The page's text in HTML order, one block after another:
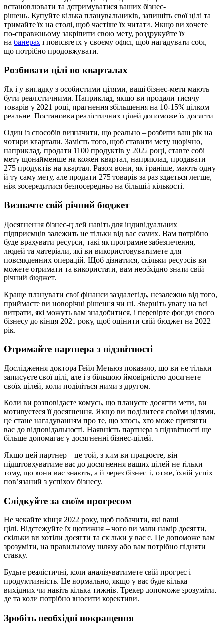
встановлювати та дотримуватися ваших бізнес-
рішень. Купуйте кілька планувальників, запишіть свої цілі та
тримайте їх на столі, щоб частіше їх читати. Якщо ви хочете
по-справжньому закріпити свою мету, роздрукуйте їх
на банерах і повісьте їх у своєму офісі, щоб нагадувати собі,
що потрібно продовжувати.
Розбивати цілі по кварталах
Як і у випадку з особистими цілями, ваші бізнес-мети мають
бути реалістичними. Наприклад, якщо ви продали тисячу
товарів у 2021 році, прагнення збільшення на 10-15% цілком
реальне. Постановка реалістичних цілей допоможе їх досягти.
Один із способів визначити, що реально – розбити ваш рік на
чотири квартали. Замість того, щоб ставити мету щорічно,
наприклад, продати 1100 продуктів у 2022 році, ставте собі
мету щонайменше на кожен квартал, наприклад, продавати
275 продуктів на квартал. Разом вони, як і раніше, мають одну
й ту саму мету, але продати 275 товарів за раз здається легше,
ніж зосередитися безпосередньо на більшій кількості.
Визначте свій річний бюджет
Досягнення бізнес-цілей навіть для індивідуальних
підприємців залежить не тільки від вас самих. Вам потрібно
буде врахувати ресурси, такі як програмне забезпечення,
людей та матеріали, які ви використовуватимете для
повсякденних операцій. Щоб дізнатися, скільки ресурсів ви
можете отримати та використати, вам необхідно знати свій
річний бюджет.
Краще планувати свої фінанси заздалегідь, незалежно від того,
приймаєте ви новорічні рішення чи ні. Зверніть увагу на всі
витрати, які можуть вам знадобитися, і перевірте фонди свого
бізнесу до кінця 2021 року, щоб оцінити свій бюджет на 2022
рік.
Отримайте партнера з підзвітності
Дослідження доктора Гейл Метьюз показало, що ви не тільки
записуєте свої цілі, але і з більшою ймовірністю досягнете
своїх цілей, коли поділіться ними з другом.
Коли ви розповідаєте комусь, що плануєте досягти мети, ви
мотивуєтеся її досягнення. Якщо ви поділитеся своїми цілями,
це стане нагадуванням про те, що хтось, хто може притягти
вас до відповідальності. Наявність партнера з підзвітності ще
більше допомагає у досягненні бізнес-цілей.
Якщо цей партнер – це той, з ким ви працюєте, він
підштовхуватиме вас до досягнення ваших цілей не тільки
тому, що вони вас знають, а й через бізнес, і, отже, їхній успіх
пов’язаний з успіхом бізнесу.
Слідкуйте за своїм прогресом
Не чекайте кінця 2022 року, щоб побачити, які ваші
цілі. Відстежуйте їх щотижня – чого ви мали намір досягти,
скільки ви хотіли досягти та скільки у вас є. Це допоможе вам
зрозуміти, на правильному шляху або вам потрібно підняти
ставку.
Будьте реалістичні, коли аналізуватимете свій прогрес і
продуктивність. Це нормально, якщо у вас буде кілька
вихідних чи навіть кілька тижнів. Трекер допоможе зрозуміти,
де та коли потрібно вносити корективи.
Зробіть необхідні покращення